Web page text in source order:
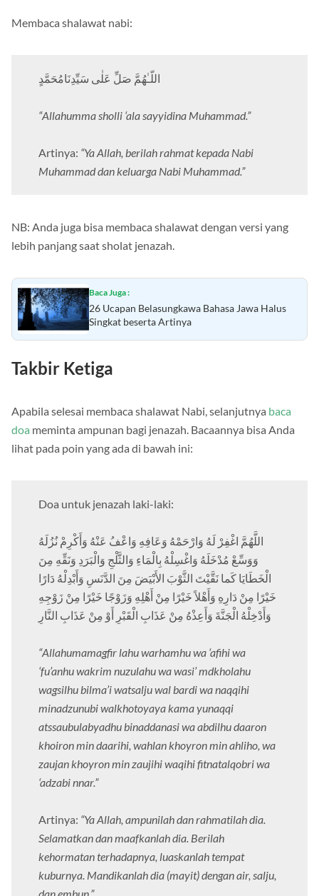
Membaca shalawat nabi:
اللّـٰهُمَّ صَلِّ عَلٰى سَيِّدِنَامُحَمَّدٍ
“Allahumma sholli ‘ala sayyidina Muhammad.”
Artinya: “Ya Allah, berilah rahmat kepada Nabi
Muhammad dan keluarga Nabi Muhammad.”
NB: Anda juga bisa membaca shalawat dengan versi yang
lebih panjang saat sholat jenazah.
Baca Juga :
26 Ucapan Belasungkawa Bahasa Jawa Halus
Singkat beserta Artinya
Takbir Ketiga
Apabila selesai membaca shalawat Nabi, selanjutnya baca
doa meminta ampunan bagi jenazah. Bacaannya bisa Anda
lihat pada poin yang ada di bawah ini:
Doa untuk jenazah laki-laki:
اللَّهُمَّ اغْفِرْ لَهُ وَارْحَمْهُ وَعَافِهِ وَاعْفُ عَنْهُ وَأَكْرِمْ نُزُلَهُ
وَوَسِّعْ مُدْخَلَهُ وَاغْسِلْهُ بِالْمَاءِ وَالثَّلْجِ وَالْبَرَدِ وَنَقِّهِ مِنَ
الْخَطَايَا كَما نَقَّيْتَ الثَّوْبَ الأَبْيَضَ مِنَ الدَّنَسِ وَأَبْدِلْهُ دَارًا
خَيْرًا مِنْ دَارِهِ وَأَهْلاً خَيْرًا مِنْ أَهْلِهِ وَزَوْجًا خَيْرًا مِنْ زَوْجِهِ
وَأَدْخِلْهُ الْجَنَّةَ وَأَعِذْهُ مِنْ عَذَابِ الْقَبْرِ أَوْ مِنْ عَذَابِ النَّارِ
“Allahumamagfir lahu warhamhu wa ‘afihi wa
‘fu’anhu wakrim nuzulahu wa wasi’ mdkholahu
wagsilhu bilma’i watsalju wal bardi wa naqqihi
minadzunubi walkhotoyaya kama yunaqqi
atssaubulabyadhu binaddanasi wa abdilhu daaron
khoiron min daarihi, wahlan khoyron min ahliho, wa
zaujan khoyron min zaujihi waqihi fitnatalqobri wa
‘adzabi nnar.”
Artinya: “Ya Allah, ampunilah dan rahmatilah dia.
Selamatkan dan maafkanlah dia. Berilah
kehormatan terhadapnya, luaskanlah tempat
kuburnya. Mandikanlah dia (mayit) dengan air, salju,